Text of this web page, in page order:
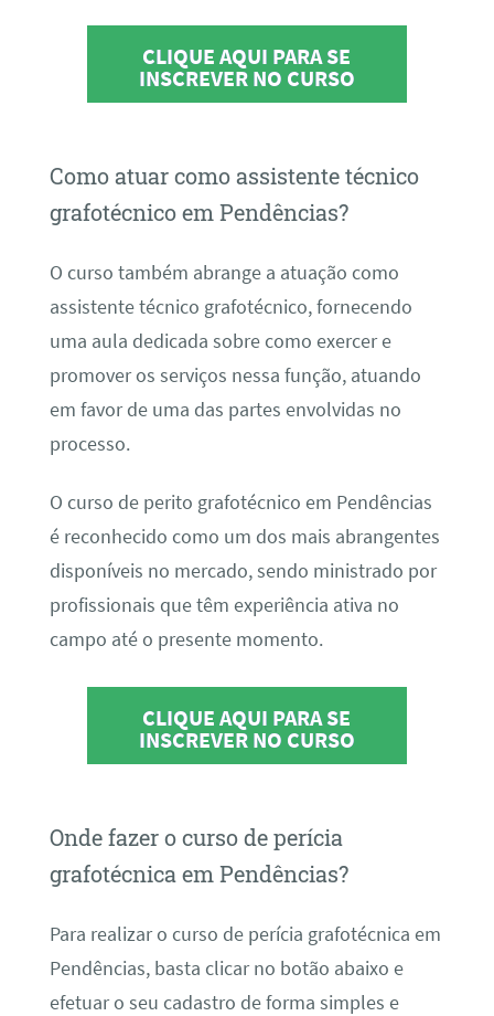
CLIQUE AQUI PARA SE
INSCREVER NO CURSO
Como atuar como assistente técnico
grafotécnico em Pendências?
O curso também abrange a atuação como
assistente técnico grafotécnico, fornecendo
uma aula dedicada sobre como exercer e
promover os serviços nessa função, atuando
em favor de uma das partes envolvidas no
processo.
O curso de perito grafotécnico em Pendências
é reconhecido como um dos mais abrangentes
disponíveis no mercado, sendo ministrado por
profissionais que têm experiência ativa no
campo até o presente momento.
CLIQUE AQUI PARA SE
INSCREVER NO CURSO
Onde fazer o curso de perícia
grafotécnica em Pendências?
Para realizar o curso de perícia grafotécnica em
Pendências, basta clicar no botão abaixo e
efetuar o seu cadastro de forma simples e